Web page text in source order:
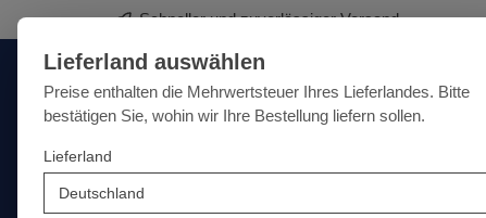
Zur Hauptnavigation springen
Schneller und zuverlässiger Versand
Lieferland: Deutschland
Qualität · Vielfalt · Kompetenz - alles unter einem Dach
Lieferland auswählen
Preise enthalten die Mehrwertsteuer Ihres Lieferlandes. Bitte
bestätigen Sie, wohin wir Ihre Bestellung liefern sollen.
Lieferland